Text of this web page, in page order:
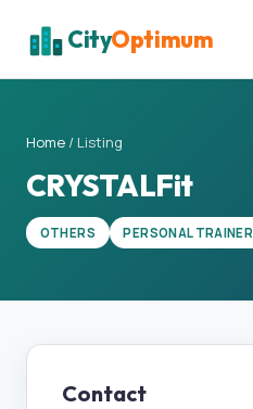
CityOptimum
Home / Listing
CRYSTALFit
OTHERS PERSONAL TRAINER
Contact